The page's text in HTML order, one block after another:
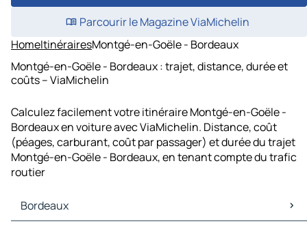
Parcourir le Magazine ViaMichelin
HomeItinérairesMontgé-en-Goële - Bordeaux
Montgé-en-Goële - Bordeaux : trajet, distance, durée et
coûts – ViaMichelin
Calculez facilement votre itinéraire Montgé-en-Goële -
Bordeaux en voiture avec ViaMichelin. Distance, coût
(péages, carburant, coût par passager) et durée du trajet
Montgé-en-Goële - Bordeaux, en tenant compte du trafic
routier
Bordeaux